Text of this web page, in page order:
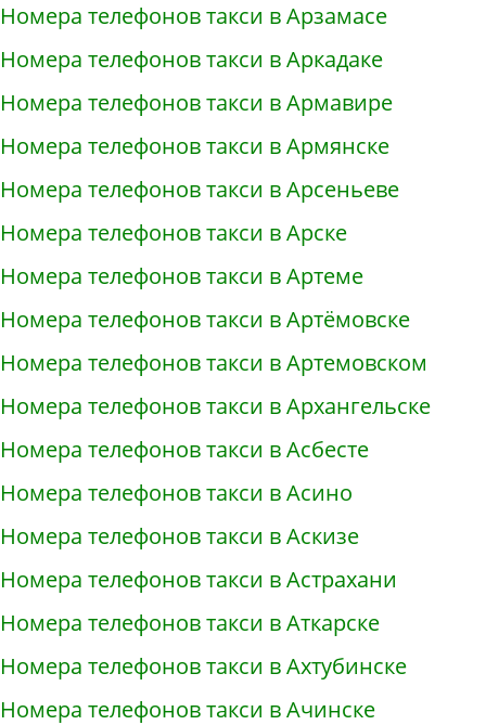
Номера телефонов такси в Арзамасе
Номера телефонов такси в Аркадаке
Номера телефонов такси в Армавире
Номера телефонов такси в Армянске
Номера телефонов такси в Арсеньеве
Номера телефонов такси в Арске
Номера телефонов такси в Артеме
Номера телефонов такси в Артёмовске
Номера телефонов такси в Артемовском
Номера телефонов такси в Архангельске
Номера телефонов такси в Асбесте
Номера телефонов такси в Асино
Номера телефонов такси в Аскизе
Номера телефонов такси в Астрахани
Номера телефонов такси в Аткарске
Номера телефонов такси в Ахтубинске
Номера телефонов такси в Ачинске